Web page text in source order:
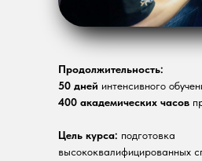
Продолжительность:
50 дней интенсивного
400 академических часов
Цель курса: подготовка
высококвалифицированных